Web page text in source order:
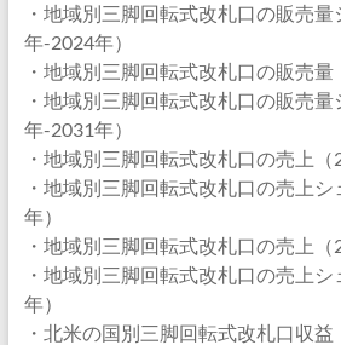
・地域別三脚回転式改札口の販売
年-2024年）
・地域別三脚回転式改札口の販売量
・地域別三脚回転式改札口の販売
年-2031年）
・地域別三脚回転式改札口の売上（
・地域別三脚回転式改札口の売上
年）
・地域別三脚回転式改札口の売上（
・地域別三脚回転式改札口の売上
年）
・北米の国別三脚回転式改札口収